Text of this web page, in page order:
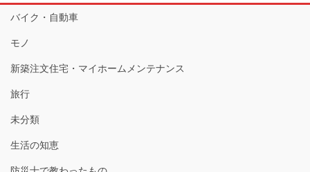
バイク・自動車
モノ
新築注文住宅・マイホームメンテナンス
旅行
未分類
生活の知恵